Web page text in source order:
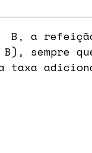
B, a
B),
taxa